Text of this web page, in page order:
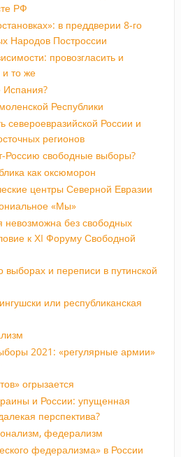
РФ
в преддверии 8-го
Народов Построссии
провозгласить и
и то же
Испания?
Республики
североевразийской России и
регионов
Россию свободные выборы?
как оксюморон
центры Северной Евразии
«Мы»
невозможна без свободных
к ХI Форуму Свободной
и переписи в путинской
или республиканская
2021: «регулярные армии»
огрызается
и России: упущенная
перспектива?
федерализм
федерализма» в России